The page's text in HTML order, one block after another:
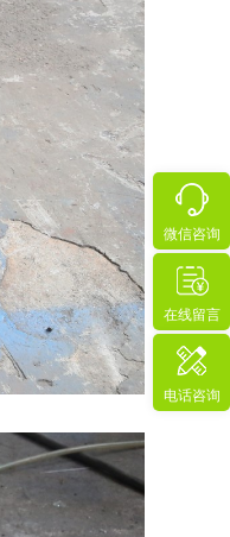
微信咨询
在线留言
电话咨询